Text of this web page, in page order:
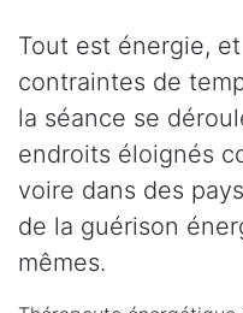
Tout est énergie,
contraintes de
la séance se
endroits éloignés
voire dans des
de la guérison
mêmes.